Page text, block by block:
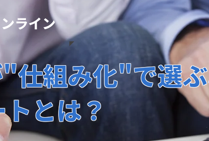
ライン
組み化"で選
とは？